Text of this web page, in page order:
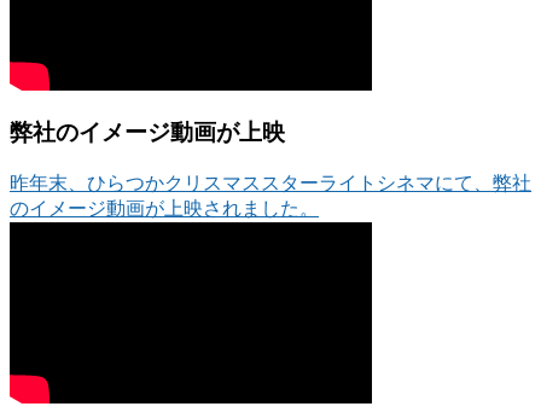
弊社のイメージ動画が上映
昨年末、ひらつかクリスマススターライトシネマにて、弊社
のイメージ動画が上映されました。